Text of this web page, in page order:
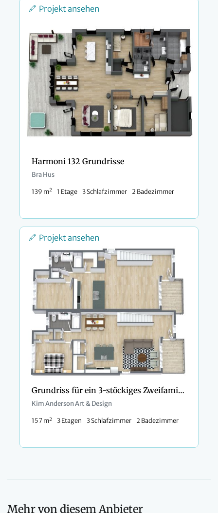
Projekt ansehen
Harmoni 132 Grundrisse
Bra Hus
139 m2 1 Etage 3 Schlafzimmer 2 Badezimmer
Projekt ansehen
Grundriss für ein 3-stöckiges Zweifamilienhaus
Kim Anderson Art & Design
157 m2 3 Etagen 3 Schlafzimmer 2 Badezimmer
Mehr von diesem Anbieter